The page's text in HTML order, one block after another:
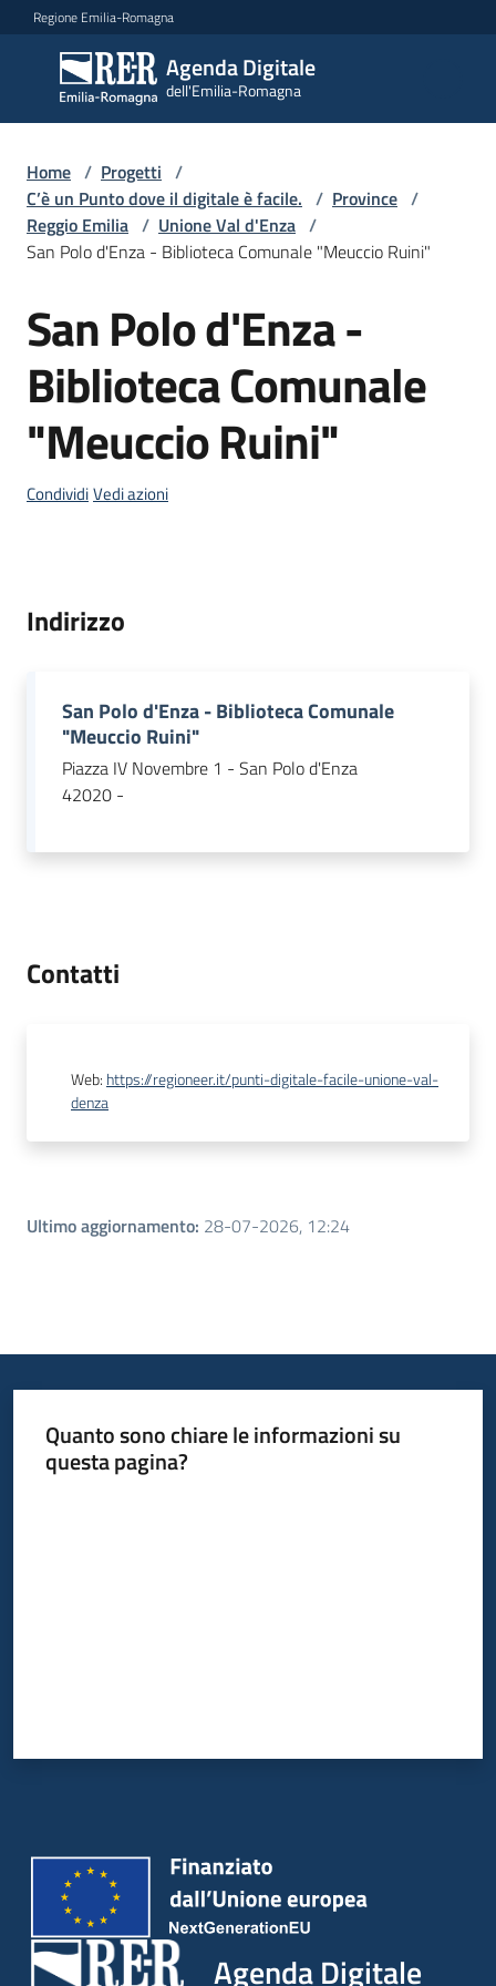
Vai al contenuto
Vai alla navigazione
Vai al footer
Regione Emilia-Romagna
Agenda Digitale
dell'Emilia-Romagna
Agenda
Digitale
dell'Emilia-
Novità
Progetti
del
Governance
Seguici
Home / Progetti /
C’è un Punto dove il digitale è facile. / Province /
Reggio Emilia / Unione Val d'Enza /
San Polo d'Enza - Biblioteca Comunale "Meuccio Ruini"
Salta al contenuto
San Polo d'Enza -
Biblioteca Comunale
"Meuccio Ruini"
CondividiVedi azioni
Indirizzo
San Polo d'Enza - Biblioteca Comunale
"Meuccio Ruini"
Piazza IV Novembre 1 - San Polo d'Enza
42020 -
Contatti
Web: https://regioneer.it/punti-digitale-facile-unione-val-
denza
Ultimo aggiornamento: 28-07-2026, 12:24
Quanto sono chiare le informazioni su
questa pagina?
Agenda Digitale